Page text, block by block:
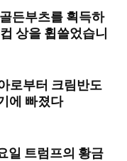
든부츠를 획득하
상을 휩쓸었습니
로부터 크림반도
에 빠졌다
일 트럼프의 황금